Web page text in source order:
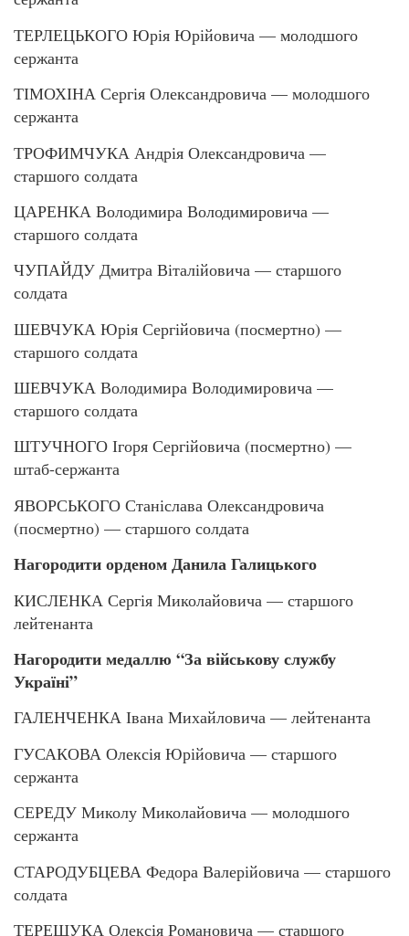
ТЕРЛЕЦЬКОГО Юрія Юрійовича — молодшого
сержанта
ТІМОХІНА Сергія Олександровича — молодшого
сержанта
ТРОФИМЧУКА Андрія Олександровича —
старшого солдата
ЦАРЕНКА Володимира Володимировича —
старшого солдата
ЧУПАЙДУ Дмитра Віталійовича — старшого
солдата
ШЕВЧУКА Юрія Сергійовича (посмертно) —
старшого солдата
ШЕВЧУКА Володимира Володимировича —
старшого солдата
ШТУЧНОГО Ігоря Сергійовича (посмертно) —
штаб-сержанта
ЯВОРСЬКОГО Станіслава Олександровича
(посмертно) — старшого солдата
Нагородити орденом Данила Галицького
КИСЛЕНКА Сергія Миколайовича — старшого
лейтенанта
Нагородити медаллю “За військову службу
Україні”
ГАЛЕНЧЕНКА Івана Михайловича — лейтенанта
ГУСАКОВА Олексія Юрійовича — старшого
сержанта
СЕРЕДУ Миколу Миколайовича — молодшого
сержанта
СТАРОДУБЦЕВА Федора Валерійовича — старшого
солдата
ТЕРЕЩУКА Олексія Романовича — старшого